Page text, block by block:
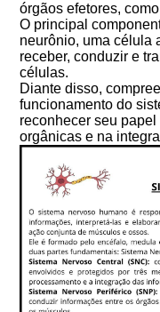
órgãos efetores,
O principal
neurônio, uma célula
receber, conduzir e
células.
Diante disso,
funcionamento do
reconhecer seu
orgânicas e na